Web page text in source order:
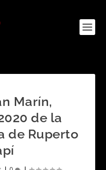
Marín,
de la
de Ruperto